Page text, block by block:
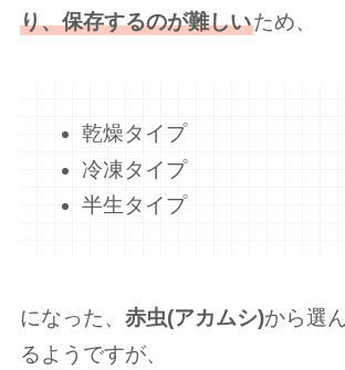
り、保存するのが難しいため、
乾燥タイプ
冷凍タイプ
半生タイプ
になった、 赤虫(アカムシ)から選
るようですが、